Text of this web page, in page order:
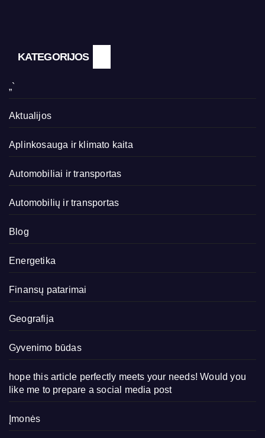
KATEGORIJOS
„`
Aktualijos
Aplinkosauga ir klimato kaita
Automobiliai ir transportas
Automobilių ir transportas
Blog
Energetika
Finansų patarimai
Geografija
Gyvenimo būdas
hope this article perfectly meets your needs! Would you
like me to prepare a social media post
Įmonės